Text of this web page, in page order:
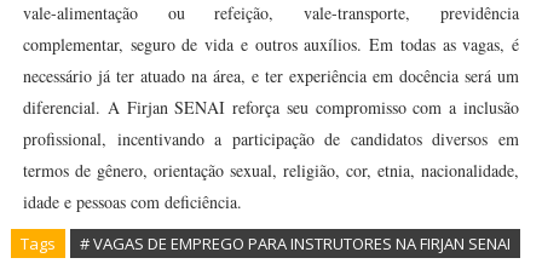
vale-alimentação ou refeição, vale-transporte, previdência
complementar, seguro de vida e outros auxílios. Em todas as vagas, é
necessário já ter atuado na área, e ter experiência em docência será um
diferencial. A Firjan SENAI reforça seu compromisso com a inclusão
profissional, incentivando a participação de candidatos diversos em
termos de gênero, orientação sexual, religião, cor, etnia, nacionalidade,
idade e pessoas com deficiência.
Tags # VAGAS DE EMPREGO PARA INSTRUTORES NA FIRJAN SENAI